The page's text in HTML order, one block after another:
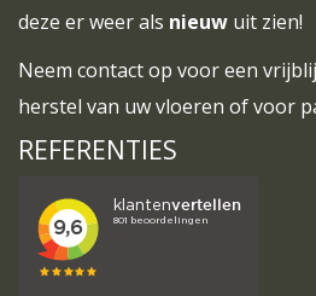
deze er weer als nieuw uit zien!
Neem contactop voor een
herstel van uw vloeren of voor
REFERENTIES